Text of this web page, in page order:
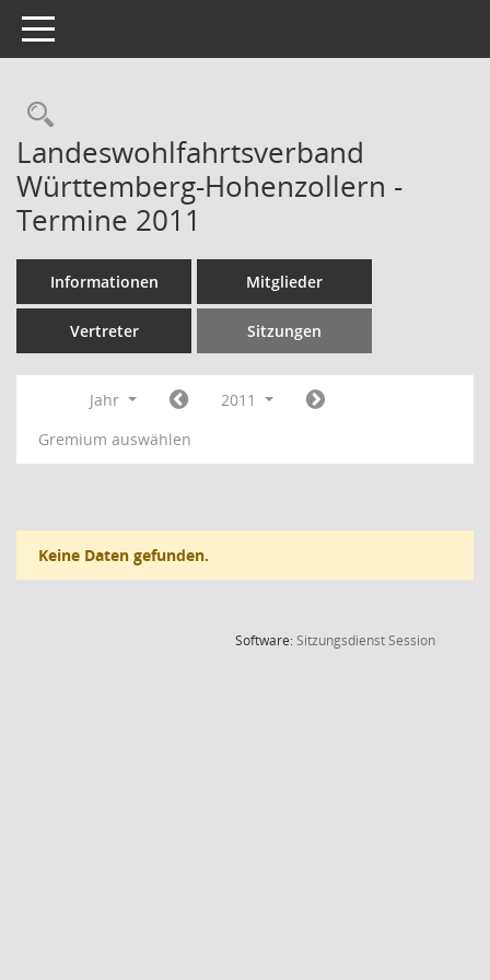
Toggle navigation
Rechercheauswahl
Landeswohlfahrtsverband
Württemberg-Hohenzollern -
Termine 2011
Informationen Mitglieder
Vertreter Sitzungen
Jahr
2011
Gremium auswählen
Keine Daten gefunden.
Software:SitzungsdienstSession(Wird in